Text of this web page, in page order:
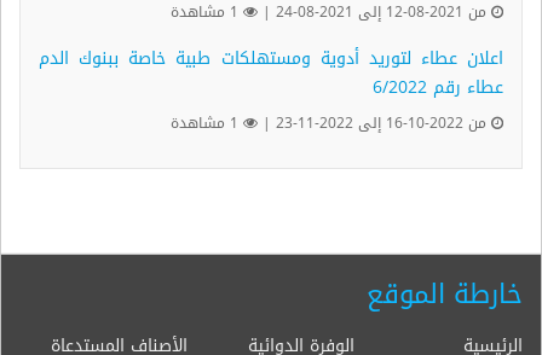
من 2021-08-12 إلى 2021-08-24 |
اعلان عطاء لتوريد أدوية ومستهلكات طبية خاصة ببنوك الدم
عطاء رقم 6/2022
من 2022-10-16 إلى 2022-11-23 |
خارطة الموقع
الرئيسية الوفرة الدوائية
الأصناف المستدعاة